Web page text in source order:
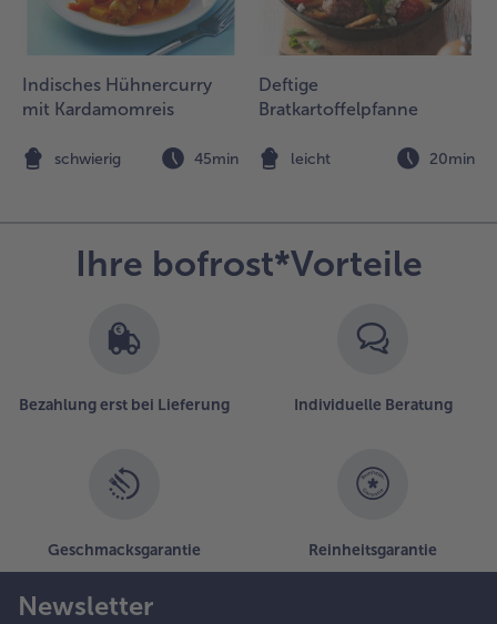
Indisches Hühnercurry
mit Kardamomreis
schwierig 45min
Deftige
Bratkartoffelpfanne
leicht 20min
Ihre bofrost*Vorteile
Bezahlung erst bei Lieferung Individuelle Beratung
Geschmacksgarantie Reinheitsgarantie
Newsletter